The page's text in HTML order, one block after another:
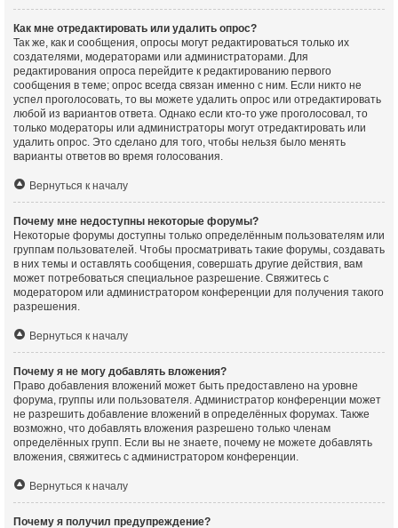
Как мне отредактировать или удалить опрос?
Так же, как и сообщения, опросы могут редактироваться только их
создателями, модераторами или администраторами. Для
редактирования опроса перейдите к редактированию первого
сообщения в теме; опрос всегда связан именно с ним. Если никто не
успел проголосовать, то вы можете удалить опрос или отредактировать
любой из вариантов ответа. Однако если кто-то уже проголосовал, то
только модераторы или администраторы могут отредактировать или
удалить опрос. Это сделано для того, чтобы нельзя было менять
варианты ответов во время голосования.
Вернуться к началу
Почему мне недоступны некоторые форумы?
Некоторые форумы доступны только определённым пользователям или
группам пользователей. Чтобы просматривать такие форумы, создавать
в них темы и оставлять сообщения, совершать другие действия, вам
может потребоваться специальное разрешение. Свяжитесь с
модератором или администратором конференции для получения такого
разрешения.
Вернуться к началу
Почему я не могу добавлять вложения?
Право добавления вложений может быть предоставлено на уровне
форума, группы или пользователя. Администратор конференции может
не разрешить добавление вложений в определённых форумах. Также
возможно, что добавлять вложения разрешено только членам
определённых групп. Если вы не знаете, почему не можете добавлять
вложения, свяжитесь с администратором конференции.
Вернуться к началу
Почему я получил предупреждение?